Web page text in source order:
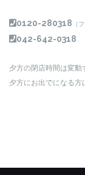
0120-280318 （
042-642-0318
夕方の閉店時間は変動
夕方にお出でになる方